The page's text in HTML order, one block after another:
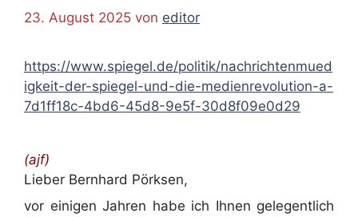
23. August 2025 von editor
https://www.spiegel.de/politik/nachrichtenmued
igkeit-der-spiegel-und-die-medienrevolution-a-
7d1ff18c-4bd6-45d8-9e5f-30d8f09e0d29
(ajf)
Lieber Bernhard Pörksen,
vor einigen Jahren habe ich Ihnen gelegentlich